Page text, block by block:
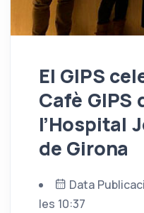
El GIPS
Cafè GIPS
l’Hospital
de Girona
Data
les 10:37